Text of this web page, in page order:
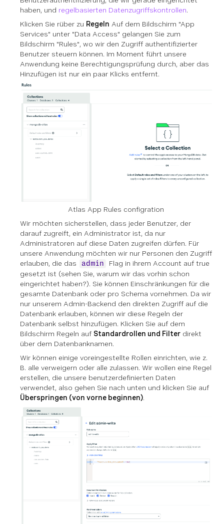
haben, und regelbasierten Datenzugriffskontrollen.
Klicken Sie rüber zu Regeln Auf dem Bildschirm "App
Services" unter "Data Access" gelangen Sie zum
Bildschirm "Rules", wo wir den Zugriff authentifizierter
Benutzer steuern können. Im Moment führt unsere
Anwendung keine Berechtigungsprüfung durch, aber das
Hinzufügen ist nur ein paar Klicks entfernt.
Atlas App Rules configration
Wir möchten sicherstellen, dass jeder Benutzer, der
darauf zugreift, ein Administrator ist, da nur
Administratoren auf diese Daten zugreifen dürfen. Für
unsere Anwendung möchten wir nur Personen den Zugriff
erlauben, die das
admin
Flag in ihrem Account auf true
gesetzt ist (sehen Sie, warum wir das vorhin schon
eingerichtet haben?). Sie können Einschränkungen für die
gesamte Datenbank oder pro Schema vornehmen. Da wir
nur unserem Admin-Backend den direkten Zugriff auf die
Datenbank erlauben, können wir diese Regeln der
Datenbank selbst hinzufügen. Klicken Sie auf dem
Bildschirm Regeln auf Standardrollen und Filter direkt
über dem Datenbanknamen.
Wir können einige voreingestellte Rollen einrichten, wie z.
B. alle verweigern oder alle zulassen. Wir wollen eine Regel
erstellen, die unsere benutzerdefinierten Daten
verwendet, also gehen Sie nach unten und klicken Sie auf
Überspringen (von vorne beginnen).